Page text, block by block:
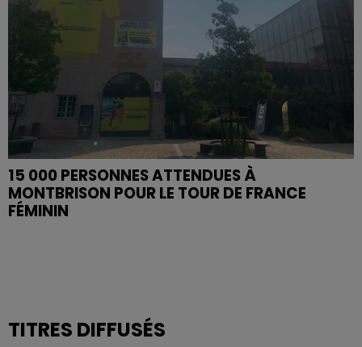
15 000 PERSONNES ATTENDUES À
MONTBRISON POUR LE TOUR DE FRANCE
FÉMININ
TITRES DIFFUSÉS